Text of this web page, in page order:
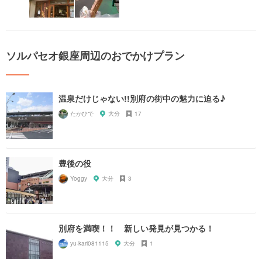
ソルパセオ銀座周辺のおでかけプラン
温泉だけじゃない!!別府の街中の魅力に迫る♪
たかひで 大分 17
豊後の役
Yoggy 大分 3
別府を満喫！！ 新しい発見が見つかる！
yu-kari081115 大分 1